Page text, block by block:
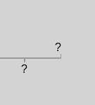
?
?